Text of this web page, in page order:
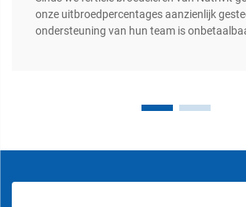
onze uitbroedpercentages aanzienlijk
ondersteuning van hun team is